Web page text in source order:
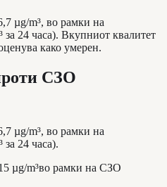
µg/m³, во рамки на
24 часа). Вкупниот квалитет
како умерен.
СЗО
µg/m³, во рамки на
24 часа).
µg/m³во рамки на СЗО